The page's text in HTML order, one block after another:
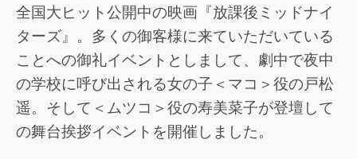
全国大ヒット公開中の映画『放課後ミッドナイ
ターズ』。多くの御客様に来ていただいている
ことへの御礼イベントとしまして、劇中で夜中
の学校に呼び出される女の子＜マコ＞役の戸松
遥。そして＜ムツコ＞役の寿美菜子が登壇して
の舞台挨拶イベントを開催しました。